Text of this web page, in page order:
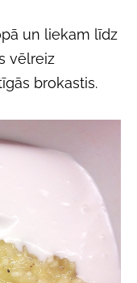
un liekam līdz
vēlreiz
brokastis.